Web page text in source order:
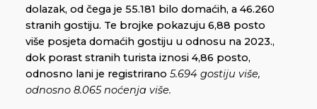
dolazak, od čega je 55.181 bilo domaćih, a 46.260
stranih gostiju. Te brojke pokazuju 6,88 posto
više posjeta domaćih gostiju u odnosu na 2023.,
dok porast stranih turista iznosi 4,86 posto,
odnosno lani je registrirano 5.694 gostiju više,
odnosno 8.065 noćenja više.